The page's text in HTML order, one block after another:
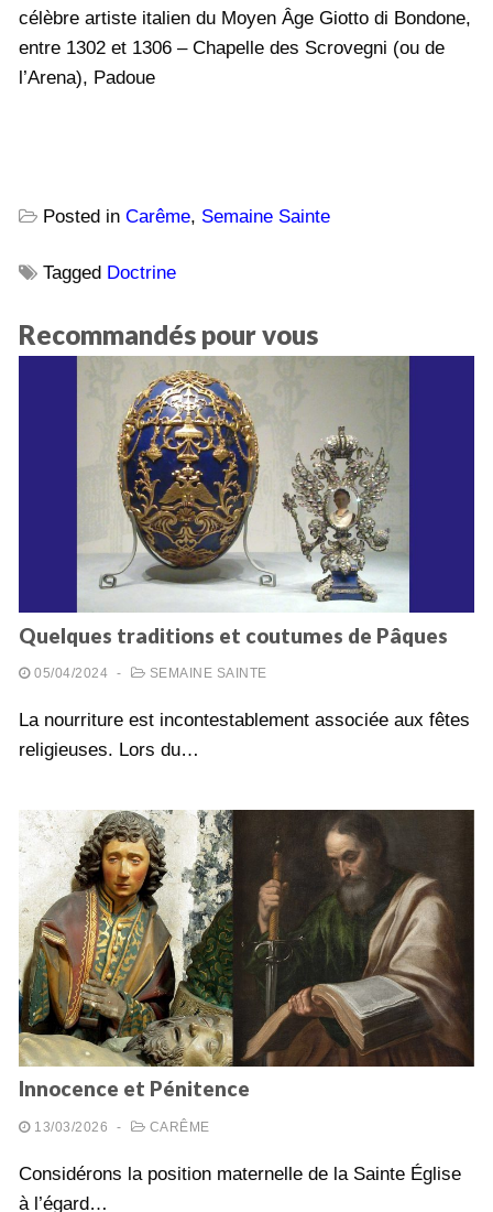
célèbre artiste italien du Moyen Âge Giotto di Bondone,
entre 1302 et 1306 – Chapelle des Scrovegni (ou de
l’Arena), Padoue
Posted in Carême, Semaine Sainte
Tagged Doctrine
Recommandés pour vous
Quelques traditions et coutumes de Pâques
05/04/2024 - SEMAINE SAINTE
La nourriture est incontestablement associée aux fêtes
religieuses. Lors du…
Innocence et Pénitence
13/03/2026 - CARÊME
Considérons la position maternelle de la Sainte Église
à l’égard…